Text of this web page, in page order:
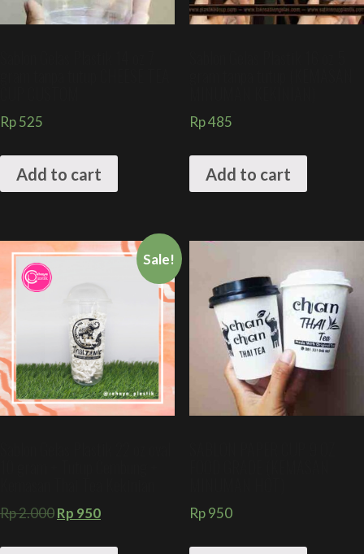
Rp525
Add to cart
Rp485
Add to cart
Sale!
Rp2.000Rp 950 Rp950